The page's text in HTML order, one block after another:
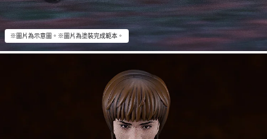
※圖片為示意圖。※圖片為塗裝完成範本。